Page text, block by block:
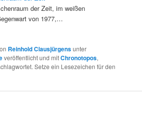
der Zeit, im weißen
von 1977,…
Reinhold Clausjürgensunter
veröffentlicht und mitChronotopos,
Setze ein Lesezeichen für den